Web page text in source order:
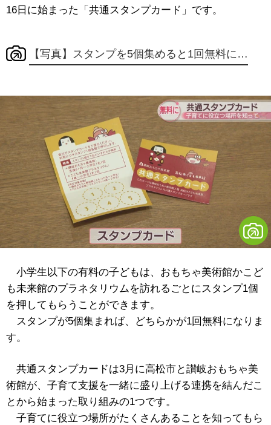
16日に始まった「共通スタンプカード」です。
【写真】スタンプを5個集めると1回無料に…
小学生以下の有料の子どもは、おもちゃ美術館かこど
も未来館のプラネタリウムを訪れるごとにスタンプ1個
を押してもらうことができます。
スタンプが5個集まれば、どちらかが1回無料になりま
す。
共通スタンプカードは3月に高松市と讃岐おもちゃ美
術館が、子育て支援を一緒に盛り上げる連携を結んだこ
とから始まった取り組みの1つです。
子育てに役立つ場所がたくさんあることを知ってもら